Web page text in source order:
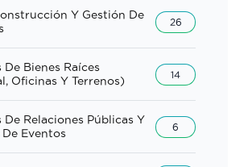
Y Gestión De
26
De Bienes Raíces
Oficinas Y Terrenos)
14
De Relaciones Públicas Y
Eventos
6